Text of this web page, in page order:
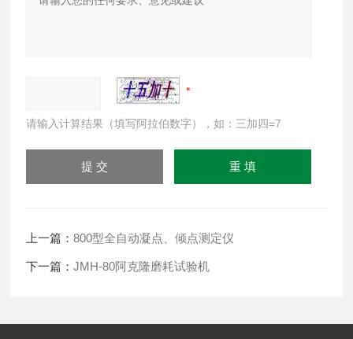
请输入计算结果（填写阿拉伯数字），如：三加四=7
上一篇：800型全自动凝点、倾点测定仪
下一篇：JMH-80阿克隆磨耗试验机